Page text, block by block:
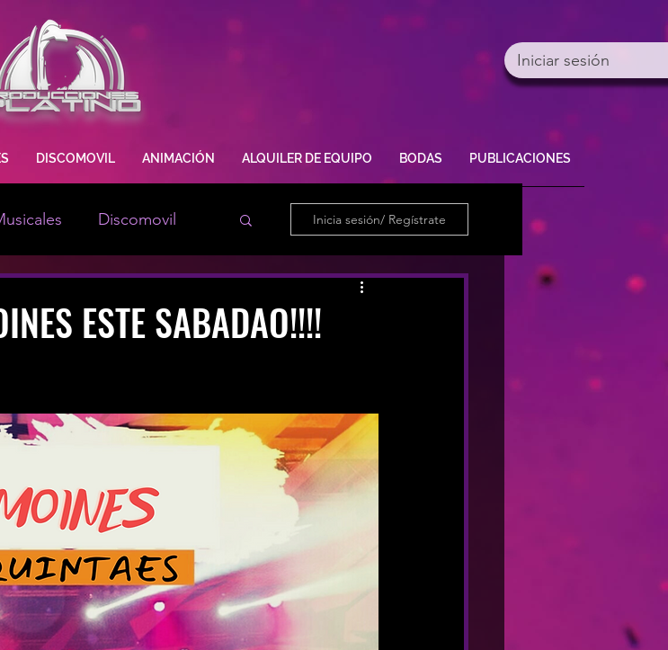
Iniciar sesión
DISCOMOVIL ANIMACIÓN ALQUILER DE EQUIPO BODAS PUBLICACIONES
Discomovil Inicia sesión/ Regístrate
ESTE SABADAO!!!!